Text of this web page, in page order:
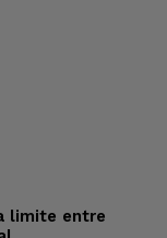
limite entre